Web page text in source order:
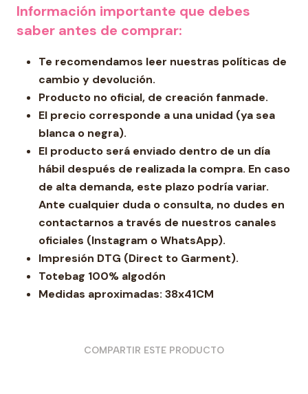
Información importante que debes
saber antes de comprar:
Te recomendamos leer nuestras políticas de
cambio y devolución.
Producto no oficial, de creación fanmade.
El precio corresponde a una unidad (ya sea
blanca o negra).
El producto será enviado dentro de un día
hábil después de realizada la compra. En caso
de alta demanda, este plazo podría variar.
Ante cualquier duda o consulta, no dudes en
contactarnos a través de nuestros canales
oficiales (Instagram o WhatsApp).
Impresión DTG (Direct to Garment).
Totebag 100% algodón
Medidas aproximadas: 38x41CM
COMPARTIR ESTE PRODUCTO